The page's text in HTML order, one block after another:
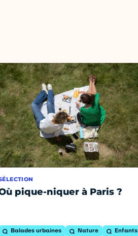
pique-niquer à Paris ?
Balades urbaines Nature Enfants